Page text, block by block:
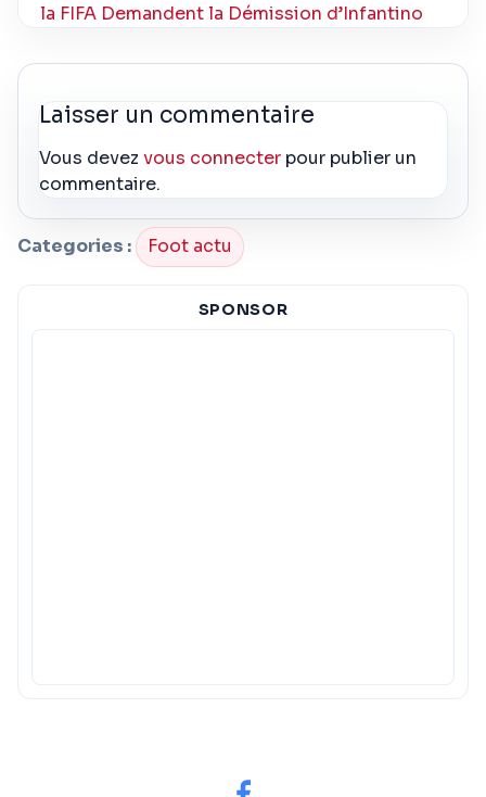
la FIFA Demandent la Démission d’Infantino
Laisser un commentaire
Vous devezvous connecter pour publier un
commentaire.
Categories : Foot actu
SPONSOR